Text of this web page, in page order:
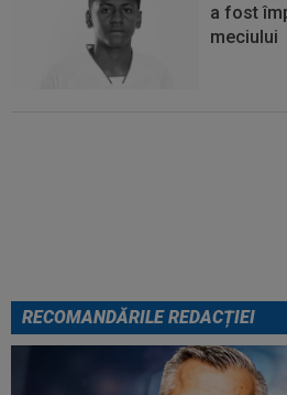
a fost
meciului
RECOMANDĂRILE REDACȚIEI